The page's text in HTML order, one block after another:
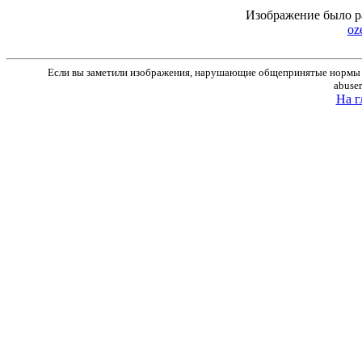
Изображение было
Если вы заметили изображения, нарушающие общепринятые нормы
На